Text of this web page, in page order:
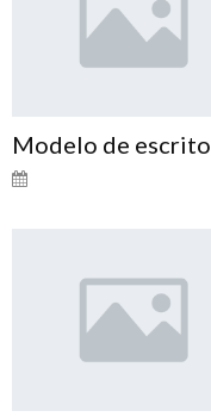
Modelo de escrito